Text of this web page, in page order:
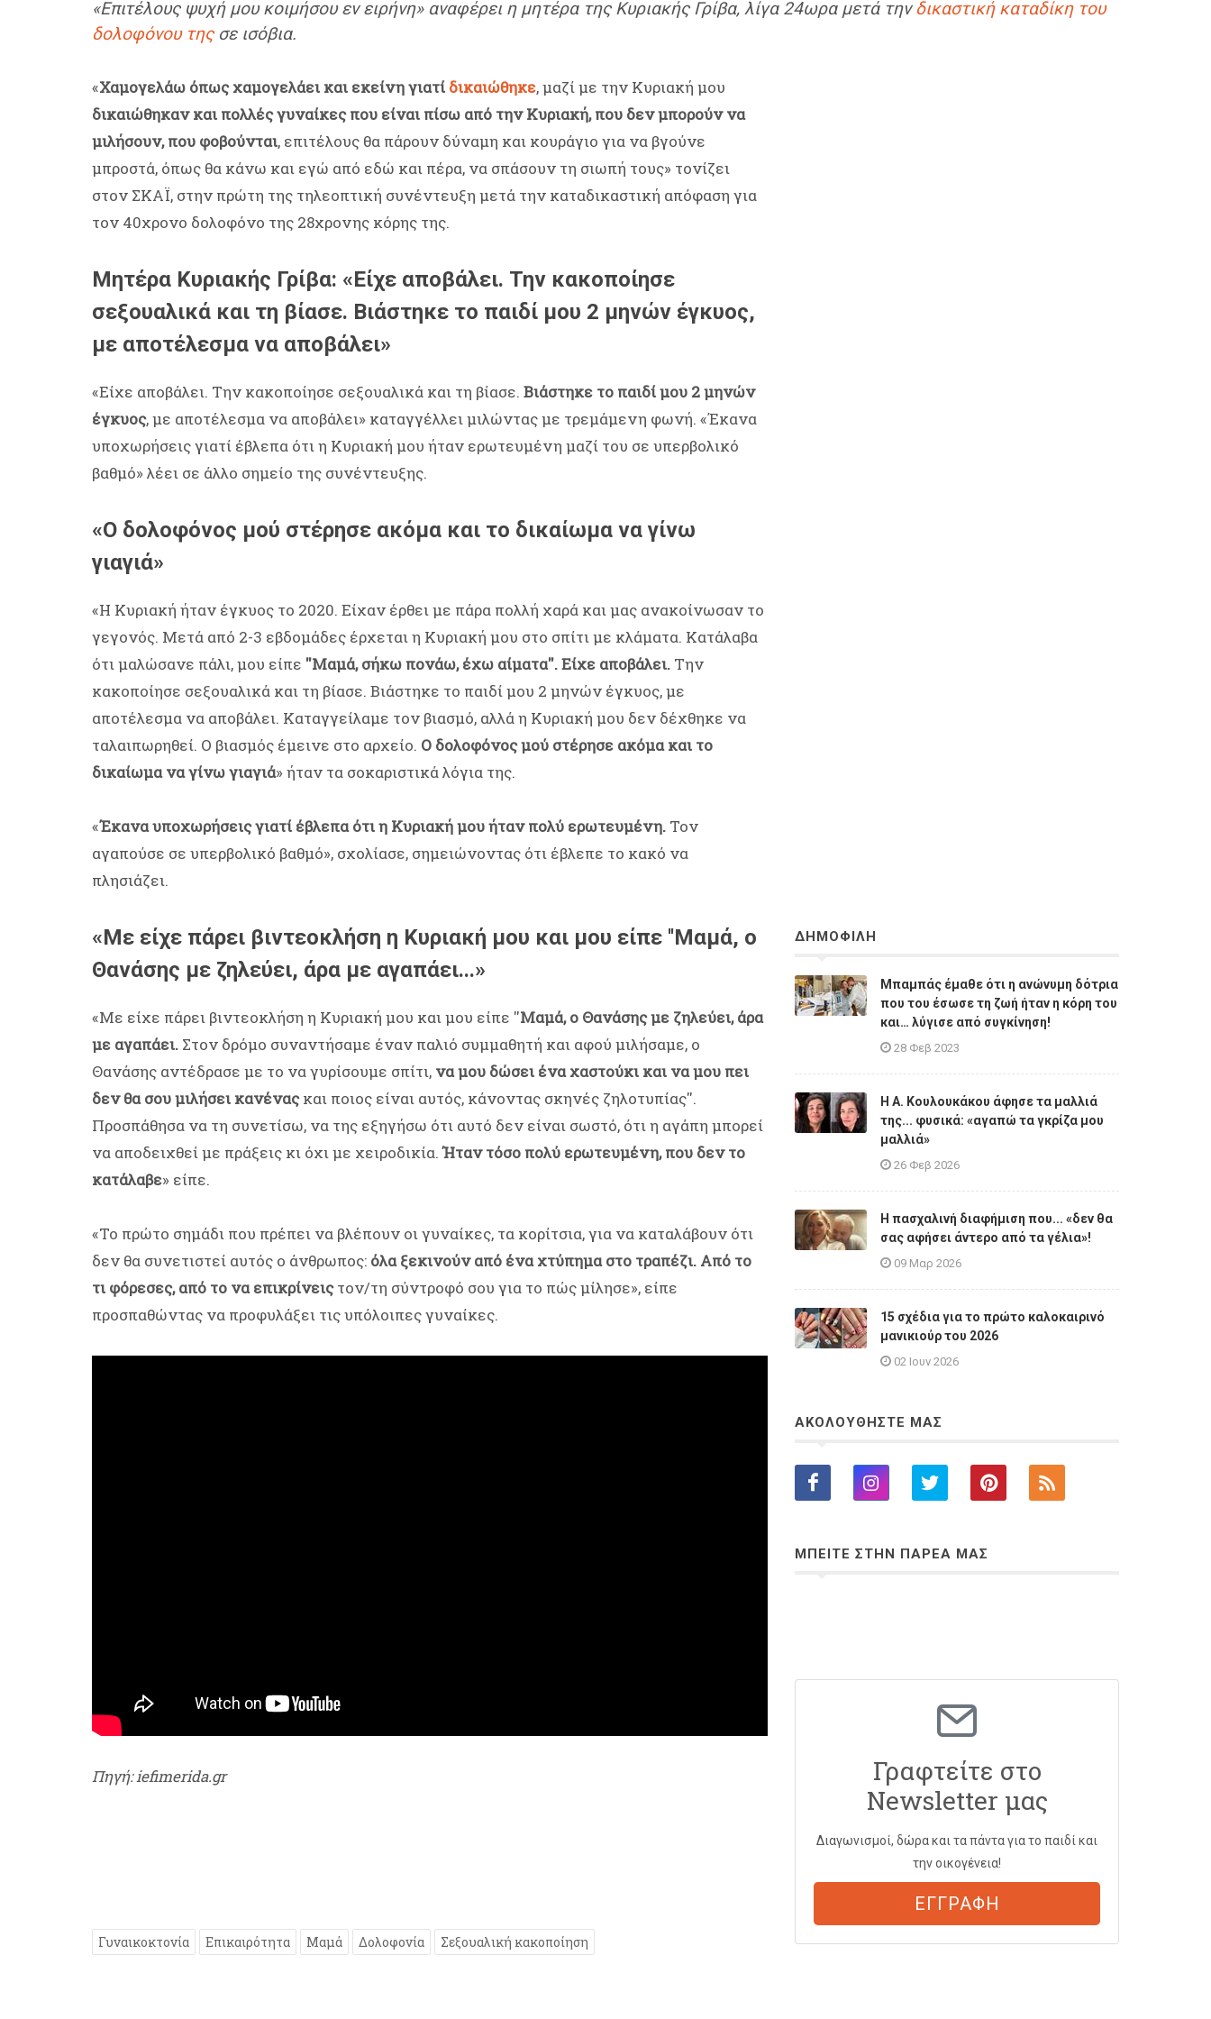
«Επιτέλους ψυχή μου κοιμήσου εν ειρήνη» αναφέρει η μητέρα της Κυριακής Γρίβα, λίγα 24ωρα μετά την δικαστική καταδίκη του
δολοφόνου της σε ισόβια.
«Χαμογελάω όπως χαμογελάει και εκείνη γιατί δικαιώθηκε, μαζί με την Κυριακή μου
δικαιώθηκαν και πολλές γυναίκες που είναι πίσω από την Κυριακή, που δεν μπορούν να
μιλήσουν, που φοβούνται, επιτέλους θα πάρουν δύναμη και κουράγιο για να βγούνε
μπροστά, όπως θα κάνω και εγώ από εδώ και πέρα, να σπάσουν τη σιωπή τους» τονίζει
στον ΣΚΑΪ, στην πρώτη της τηλεοπτική συνέντευξη μετά την καταδικαστική απόφαση για
τον 40χρονο δολοφόνο της 28χρονης κόρης της.
Μητέρα Κυριακής Γρίβα: «Είχε αποβάλει. Την κακοποίησε
σεξουαλικά και τη βίασε. Βιάστηκε το παιδί μου 2 μηνών έγκυος,
με αποτέλεσμα να αποβάλει»
«Είχε αποβάλει. Την κακοποίησε σεξουαλικά και τη βίασε. Βιάστηκε το παιδί μου 2 μηνών
έγκυος, με αποτέλεσμα να αποβάλει» καταγγέλλει μιλώντας με τρεμάμενη φωνή. «Έκανα
υποχωρήσεις γιατί έβλεπα ότι η Κυριακή μου ήταν ερωτευμένη μαζί του σε υπερβολικό
βαθμό» λέει σε άλλο σημείο της συνέντευξης.
«Ο δολοφόνος μού στέρησε ακόμα και το δικαίωμα να γίνω
γιαγιά»
«Η Κυριακή ήταν έγκυος το 2020. Είχαν έρθει με πάρα πολλή χαρά και μας ανακοίνωσαν το
γεγονός. Μετά από 2-3 εβδομάδες έρχεται η Κυριακή μου στο σπίτι με κλάματα. Κατάλαβα
ότι μαλώσανε πάλι, μου είπε ''Μαμά, σήκω πονάω, έχω αίματα''. Είχε αποβάλει. Την
κακοποίησε σεξουαλικά και τη βίασε. Βιάστηκε το παιδί μου 2 μηνών έγκυος, με
αποτέλεσμα να αποβάλει. Καταγγείλαμε τον βιασμό, αλλά η Κυριακή μου δεν δέχθηκε να
ταλαιπωρηθεί. Ο βιασμός έμεινε στο αρχείο. Ο δολοφόνος μού στέρησε ακόμα και το
δικαίωμα να γίνω γιαγιά» ήταν τα σοκαριστικά λόγια της.
«Έκανα υποχωρήσεις γιατί έβλεπα ότι η Κυριακή μου ήταν πολύ ερωτευμένη. Τον
αγαπούσε σε υπερβολικό βαθμό», σχολίασε, σημειώνοντας ότι έβλεπε το κακό να
πλησιάζει.
«Με είχε πάρει βιντεοκλήση η Κυριακή μου και μου είπε ''Μαμά, ο
Θανάσης με ζηλεύει, άρα με αγαπάει...»
«Με είχε πάρει βιντεοκλήση η Κυριακή μου και μου είπε ''Μαμά, ο Θανάσης με ζηλεύει, άρα
με αγαπάει. Στον δρόμο συναντήσαμε έναν παλιό συμμαθητή και αφού μιλήσαμε, ο
Θανάσης αντέδρασε με το να γυρίσουμε σπίτι, να μου δώσει ένα χαστούκι και να μου πει
δεν θα σου μιλήσει κανέναςκαι ποιος είναι αυτός, κάνοντας σκηνές ζηλοτυπίας''.
Προσπάθησα να τη συνετίσω, να της εξηγήσω ότι αυτό δεν είναι σωστό, ότι η αγάπη μπορεί
να αποδειχθεί με πράξεις κι όχι με χειροδικία.Ήταν τόσο πολύ ερωτευμένη, που δεν το
κατάλαβε» είπε.
«Το πρώτο σημάδι που πρέπει να βλέπουν οι γυναίκες, τα κορίτσια, για να καταλάβουν ότι
δεν θα συνετιστεί αυτός ο άνθρωπος: όλα ξεκινούν από ένα χτύπημα στο τραπέζι. Από το
τι φόρεσες, από το να επικρίνειςτον/τη σύντροφό σου για το πώς μίλησε», είπε
προσπαθώντας να προφυλάξει τις υπόλοιπες γυναίκες.
Πηγή: iefimerida.gr
Γυναικοκτονία Επικαιρότητα Μαμά Δολοφονία Σεξουαλική κακοποίηση
ΔΗΜΟΦΙΛΗ
Μπαμπάς έμαθε ότι η ανώνυμη δότρια
που του έσωσε τη ζωή ήταν η κόρη του
και… λύγισε από συγκίνηση!
28 Φεβ 2023
Η A. Κουλουκάκου άφησε τα μαλλιά
της... φυσικά: «αγαπώ τα γκρίζα μου
μαλλιά»
26 Φεβ 2026
Η πασχαλινή διαφήμιση που... «δεν θα
σας αφήσει άντερο από τα γέλια»!
09 Μαρ 2026
15 σχέδια για το πρώτο καλοκαιρινό
μανικιούρ του 2026
02 Ιουν 2026
ΑΚΟΛΟΥΘΗΣΤΕ ΜΑΣ
ΜΠΕΙΤΕ ΣΤΗΝ ΠΑΡΕΑ ΜΑΣ
Γραφτείτε στο
Newsletter μας
Διαγωνισμοί, δώρα και τα πάντα για το παιδί και
την οικογένεια!
ΕΓΓΡΑΦΗ